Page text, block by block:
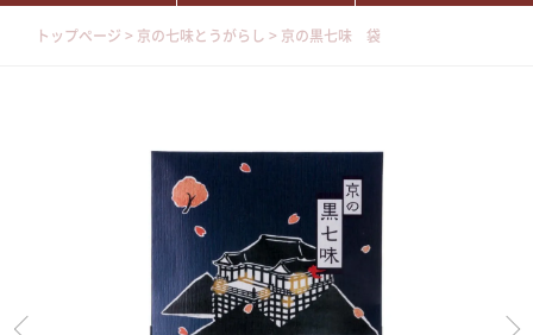
トップページ 京の七味とうがらし 京の黒七味 袋